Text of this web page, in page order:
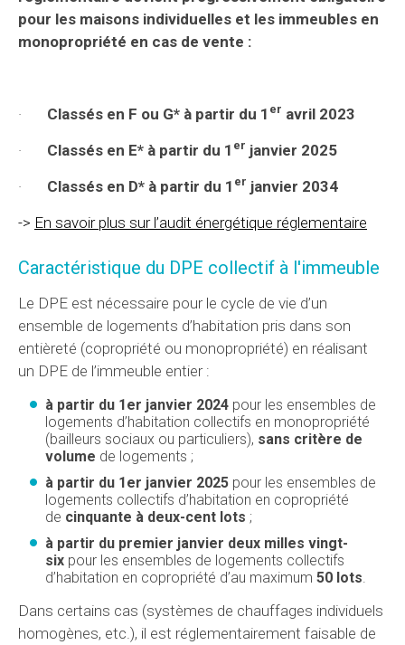
pour les maisons individuelles et les immeubles en
monopropriété en cas de vente :
· Classés en F ou G* à partir du 1 er avril 2023
· Classés en E* à partir du 1 er janvier 2025
· Classés en D* à partir du 1 er janvier 2034
-> En savoir plus sur l’audit énergétique réglementaire
Caractéristique du DPE collectif à l'immeuble
Le DPE est nécessaire pour le cycle de vie d’un
ensemble de logements d’habitation pris dans son
entièreté (copropriété ou monopropriété) en réalisant
un DPE de l’immeuble entier :
à partir du 1er janvier 2024 pour les ensembles de
logements d’habitation collectifs en monopropriété
(bailleurs sociaux ou particuliers), sans critère de
volume de logements ;
à partir du 1er janvier 2025 pour les ensembles de
logements collectifs d’habitation en copropriété
de cinquante à deux-cent lots ;
à partir du premier janvier deux milles vingt-
six pour les ensembles de logements collectifs
d’habitation en copropriété d’au maximum 50 lots.
Dans certains cas (systèmes de chauffages individuels
homogènes, etc.), il est réglementairement faisable de